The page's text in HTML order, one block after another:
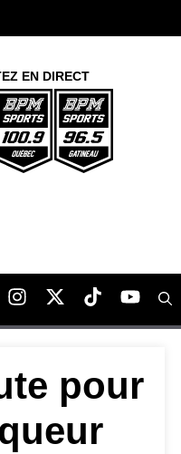
EN DIRECT
pour